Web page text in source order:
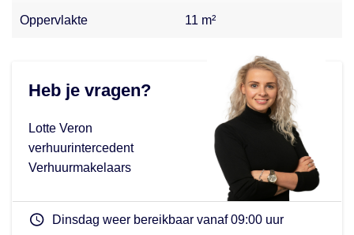
Oppervlakte 11 m²
Heb je vragen?
Lotte Veron
verhuurintercedent
Verhuurmakelaars
Dinsdag weer bereikbaar vanaf 09:00 uur